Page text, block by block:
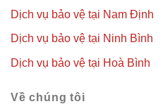
Dịch vụ bảo vệ tại Nam Định
Dịch vụ bảo vệ tại Ninh Bình
Dịch vụ bảo vệ tại Hoà Bình
Về chúng tôi